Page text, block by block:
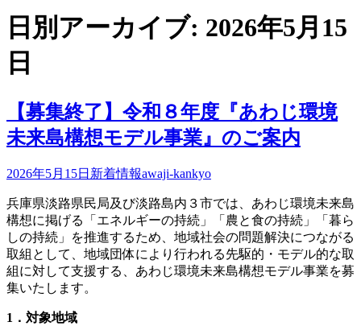
日別アーカイブ: 2026年5月15
日
【募集終了】令和８年度『あわじ環境
未来島構想モデル事業』のご案内
2026年5月15日 新着情報awaji-kankyo
兵庫県淡路県民局及び淡路島内３市では、あわじ環境未来島
構想に掲げる「エネルギーの持続」「農と食の持続」「暮ら
しの持続」を推進するため、地域社会の問題解決につながる
取組として、地域団体により行われる先駆的・モデル的な取
組に対して支援する、あわじ環境未来島構想モデル事業を募
集いたします。
1 ．対象地域